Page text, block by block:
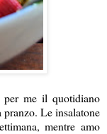
per me il quotidiano
Le insalatone
mentre amo